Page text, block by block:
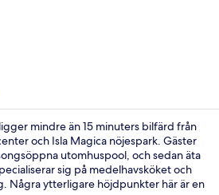
mindre än 15 minuters bilfärd från
och Isla Magica nöjespark. Gäster
utomhuspool, och sedan äta
sig på medelhavsköket och
Några ytterligare höjdpunkter här är en